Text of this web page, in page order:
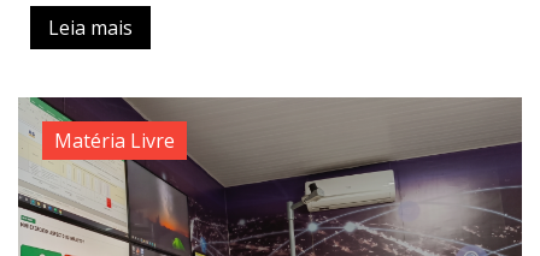
Leia mais
Matéria Livre